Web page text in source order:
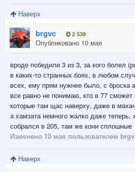
Наверх
brgvc 2 539
Опубликовано 10 мая
вроде победили 3 из 3, за кого болел
в каких-то странных боях, в любом
всех, ему прям нужнее было, с броска
все равно не понимаю, кто в 77 сможет
которые там щас наверху, даже в
а хамзата немного жалко даже теперь,
собрался в 205, там же кони сплошные
Изменено 10 мая пользователем
Наверх